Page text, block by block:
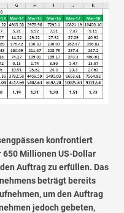
konfrontiert
Millionen US-Dollar
Auftrag zu erfüllen. Das
beträgt bereits
um den Auftrag
jedoch gebeten,